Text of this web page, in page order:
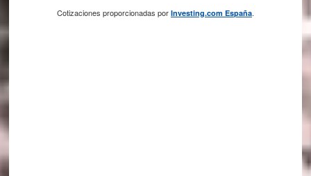
Cotizaciones proporcionadas por Investing.com España.